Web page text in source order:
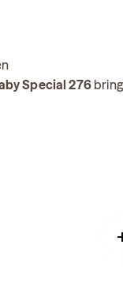
Special 276